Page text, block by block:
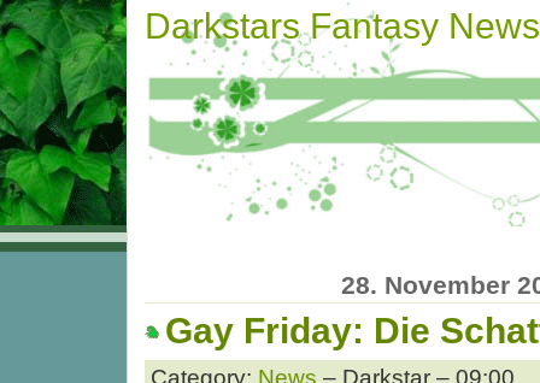
Darkstars Fantasy News
28. November
Gay Friday: Die
Category: News – Darkstar – 09:00